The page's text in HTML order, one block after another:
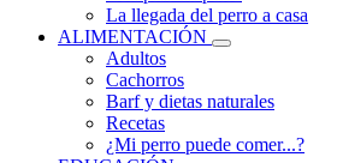
La llegada del perro a casa
ALIMENTACIÓN
Adultos
Cachorros
Barf y dietas naturales
Recetas
¿Mi perro puede comer...?